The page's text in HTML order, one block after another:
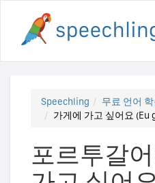
Speechling 무료 언어
가게에 가고 싶어요
포르투갈